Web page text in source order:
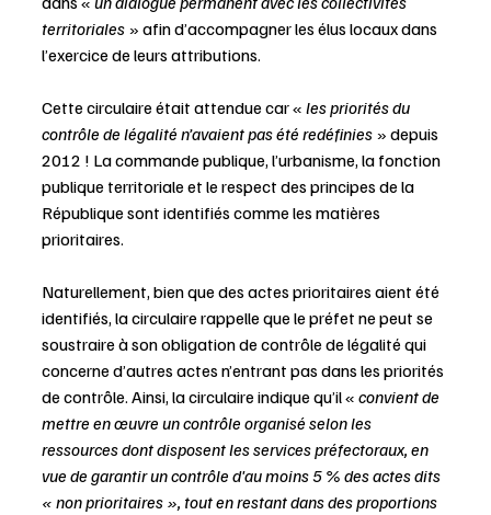
territoriales » afin d’accompagner les élus locaux dans
l’exercice de leurs attributions.
Cette circulaire était attendue car « les priorités du
contrôle de légalité n’avaient pas été redéfinies » depuis
2012 ! La commande publique, l’urbanisme, la fonction
publique territoriale et le respect des principes de la
République sont identifiés comme les matières
prioritaires.
Naturellement, bien que des actes prioritaires aient été
identifiés, la circulaire rappelle que le préfet ne peut se
soustraire à son obligation de contrôle de légalité qui
concerne d’autres actes n’entrant pas dans les priorités
de contrôle. Ainsi, la circulaire indique qu’il « convient de
mettre en œuvre un contrôle organisé selon les
ressources dont disposent les services préfectoraux, en
vue de garantir un contrôle d'au moins 5 % des actes dits
« non prioritaires », tout en restant dans des proportions